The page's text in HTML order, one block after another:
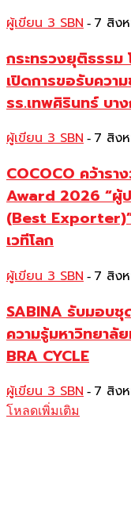
ผู้เขียน 3 SBN - 7 สิง
กระทรวงยุติธรรม
เปิดการขอรับควา
รร.เทพศิรินทร์ บา
ผู้เขียน 3 SBN - 7 สิง
COCOCO คว้าร
Award 2026 “ผู้
(Best
เวทีโลก
ผู้เขียน 3 SBN - 7 สิง
SABINA รับมอบชุ
ความรู้มหาวิทยาลั
BRA CYCLE
ผู้เขียน 3 SBN - 7 สิง
โหลดเพิ่มเติม